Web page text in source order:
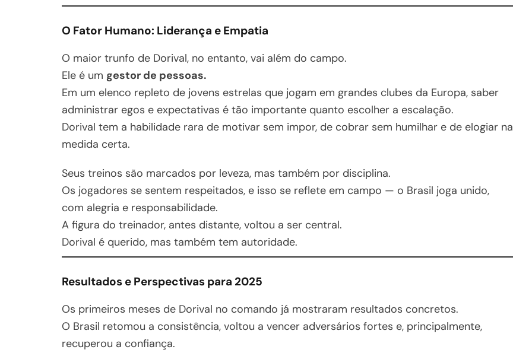
O Fator Humano: Liderança e Empatia
O maior trunfo de Dorival, no entanto, vai além do campo.
Ele é um gestor de pessoas.
Em um elenco repleto de jovens estrelas que jogam em grandes clubes da Europa, saber
administrar egos e expectativas é tão importante quanto escolher a escalação.
Dorival tem a habilidade rara de motivar sem impor, de cobrar sem humilhar e de elogiar na
medida certa.
Seus treinos são marcados por leveza, mas também por disciplina.
Os jogadores se sentem respeitados, e isso se reflete em campo — o Brasil joga unido,
com alegria e responsabilidade.
A figura do treinador, antes distante, voltou a ser central.
Dorival é querido, mas também tem autoridade.
Resultados e Perspectivas para 2025
Os primeiros meses de Dorival no comando já mostraram resultados concretos.
O Brasil retomou a consistência, voltou a vencer adversários fortes e, principalmente,
recuperou a confiança.